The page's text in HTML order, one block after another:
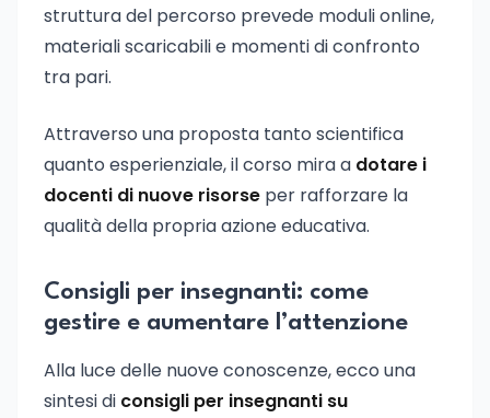
struttura del percorso prevede moduli online,
materiali scaricabili e momenti di confronto
tra pari.
Attraverso una proposta tanto scientifica
quanto esperienziale, il corso mira a dotare i
docenti di nuove risorse per rafforzare la
qualità della propria azione educativa.
Consigli per insegnanti: come
gestire e aumentare l’attenzione
Alla luce delle nuove conoscenze, ecco una
sintesi di consigli per insegnanti su